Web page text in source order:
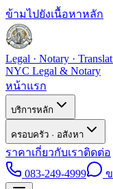
ข้ามไปยังเนื้อหาหลัก
Legal · Notary ·
NYC Legal & Notary
หน้าแรก
บริการหลัก
ครอบครัว · อสังหา
ราคาเกี่ยวกับเราติดต่อ
083-249-4999